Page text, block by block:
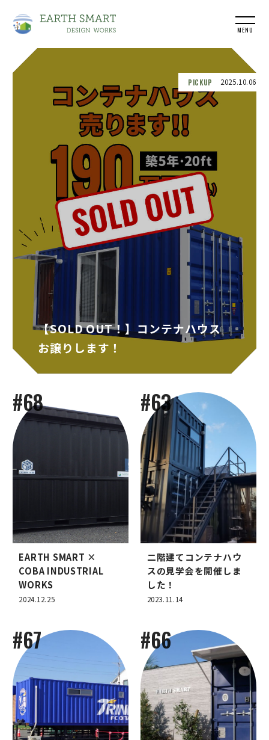
MENU
PICKUP 2025.10.06
【SOLD OUT！】コンテナハウス
お譲りします！
#68
EARTH SMART ×
COBA INDUSTRIAL
WORKS
2024.12.25
#63
二階建てコンテナハウ
スの見学会を開催しま
した！
2023.11.14
#67 #66